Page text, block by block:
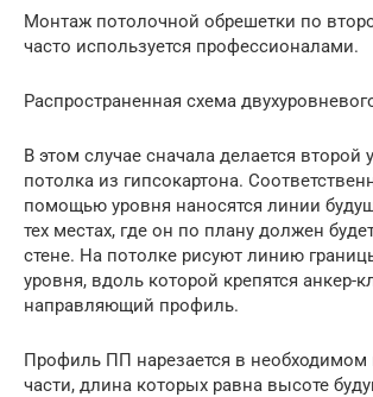
Монтаж потолочной обрешетки по
часто используется профессионалами.
Распространенная схема
В этом случае сначала делается второй
потолка из гипсокартона.
помощью уровня наносятся линии
тех местах, где он по плану должен
стене. На потолке рисуют линию
уровня, вдоль которой крепятся анкер-
направляющий профиль.
Профиль ПП нарезается в необходимом
части, длина которых равна высоте